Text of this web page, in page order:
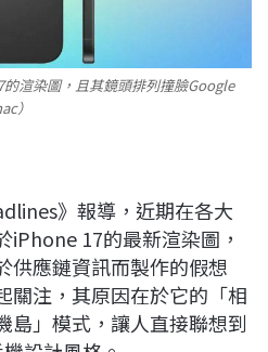
渲染圖，且其鏡頭排列撞臉Google
）
》報導，近期在各大
iPhone 17的最新渲染圖，
供應鏈資訊而製作的假想
關注，其原因在於它的「相
島」模式，讓人直接聯想到